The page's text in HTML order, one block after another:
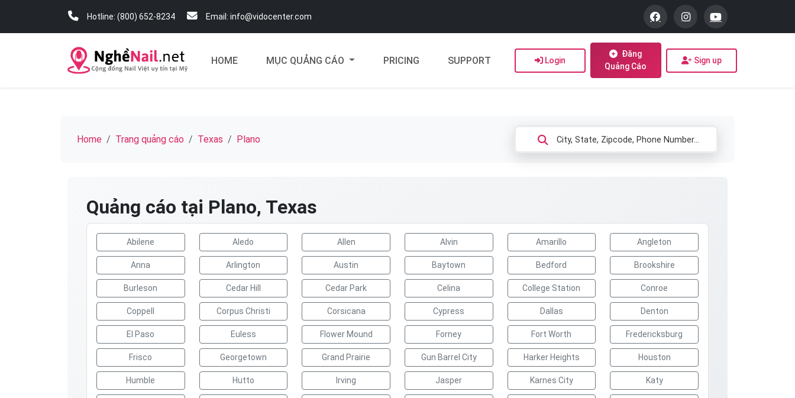
Hotline: (800) 652-8234 Email: info@vidocenter.com
HOME MỤC QUẢNG CÁO PRICING SUPPORT Login
Đăng
Quảng Cáo
Sign up
Home Trang quảng cáo Texas Plano
Quảng cáo tại Plano, Texas
Abilene Aledo Allen Alvin Amarillo Angleton
Anna Arlington Austin Baytown Bedford Brookshire
Burleson Cedar Hill Cedar Park Celina College Station Conroe
Coppell Corpus Christi Corsicana Cypress Dallas Denton
El Paso Euless Flower Mound Forney Fort Worth Fredericksburg
Frisco Georgetown Grand Prairie Gun Barrel City Harker Heights Houston
Humble Hutto Irving Jasper Karnes City Katy